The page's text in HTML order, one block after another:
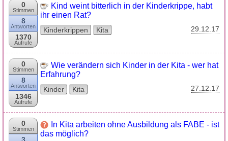
0
Stimmen
8
Antworten
1370
Aufrufe
Kind weint bitterlich in der Kinderkrippe, habt
ihr einen Rat?
Kinderkrippen Kita 29.12.17
0
Stimmen
8
Antworten
1346
Aufrufe
Wie verändern sich Kinder in der Kita - wer hat
Erfahrung?
Kinder Kita 27.12.17
0
Stimmen
In Kita arbeiten ohne Ausbildung als FABE - ist
das möglich?